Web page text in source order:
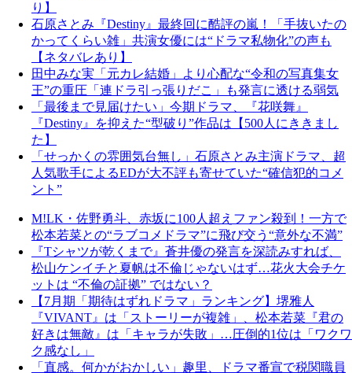
り】
石原さとみ『Destiny』最終回に酷評の嵐！「手抜いたの
かってくらい雑」共演女優には“ドラマ私物化”の声も
【ネタバレあり】
田中みな実「元カレ結婚」より心配な“令和の写真集女
王”の重圧「連ドラ引っ張りだこ」も発言に透ける弱気
「最後まで見届けたい」今期ドラマ、『花咲舞』
『Destiny』を抑えた“型破り”作品は【500人にききまし
た】
「せっかくの雰囲気台無し」石原さとみ主演ドラマ、超
人気歌手によるEDが大不評も寄せていた“確信犯的コメ
ント”
M!LK・佐野勇斗、赤坂に100人超えファン殺到！一方で
松本若菜との“ラブコメドラマ”に飛び交う“意外な不満”
『Tシャツが乾くまで』蒼井優の発言を深読みすれば、
松山ケンイチと夏帆は不倫じゃないはず…花火大会チケ
ットは “不倫の証拠” ではない？
【7月期「期待はずれドラマ」ランキング】堺雅人
『VIVANT』は「ストーリーが複雑」、松本若菜『君の
好きは無敵』は「キャラが失敗」…圧倒的1位は「ワクワ
ク感なし」
「直感。何かがおかしい」趣里、ドラマ番宣で税関職員